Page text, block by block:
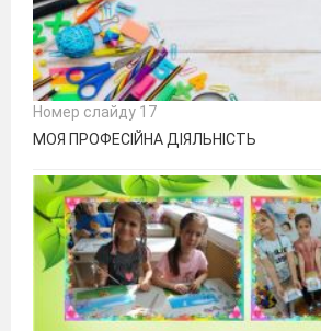
Номер слайду 17
МОЯ ПРОФЕСІЙНА ДІЯЛЬНІСТЬ